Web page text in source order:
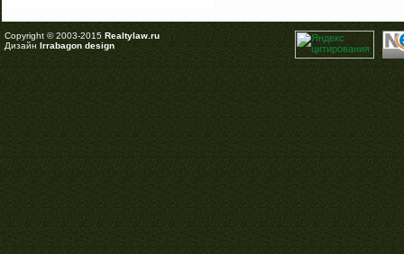
Copyright © 2003-2015 Realtylaw.ru
Дизайн Irrabagon design